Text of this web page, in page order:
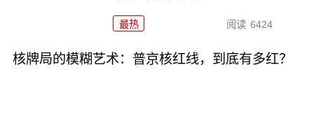
最热 阅读 6424
核牌局的模糊艺术：普京核红线，到底有多红？